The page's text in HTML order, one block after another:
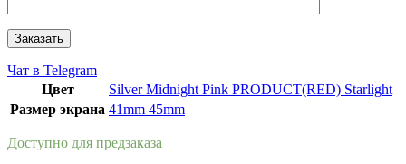
Чат в Telegram
Цвет
SilverMidnightPink PRODUCT(RED) Starlight
Размер экрана 41mm 45mm
Доступно для предзаказа